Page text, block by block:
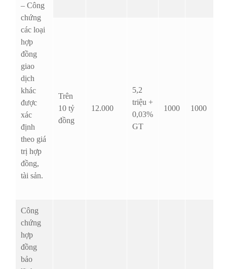
– Công
chứng
các loại
hợp
đồng
giao
dịch
khác
được
xác
định
theo giá
trị hợp
đồng,
tài sản.
Trên
10 tỷ
đồng
12.000
5,2
triệu +
0,03%
GT
1000 1000
Công
chứng
hợp
đồng
bảo